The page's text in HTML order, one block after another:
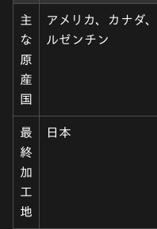
主
な
原
産
国
アメリカ、カナダ
ルゼンチン
最
終
加
工
地
日本